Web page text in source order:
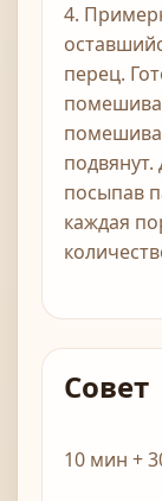
4.
перец.
посыпав
каждая
Совет
10 мин +